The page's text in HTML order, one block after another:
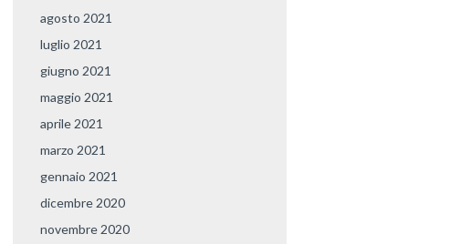
agosto 2021
luglio 2021
giugno 2021
maggio 2021
aprile 2021
marzo 2021
gennaio 2021
dicembre 2020
novembre 2020